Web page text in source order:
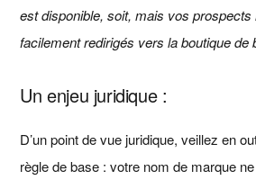
est disponible, soit, mais vos prospects
facilement redirigés vers la boutique de
Un enjeu juridique :
D’un point de vue juridique, veillez en
règle de base : votre nom de marque